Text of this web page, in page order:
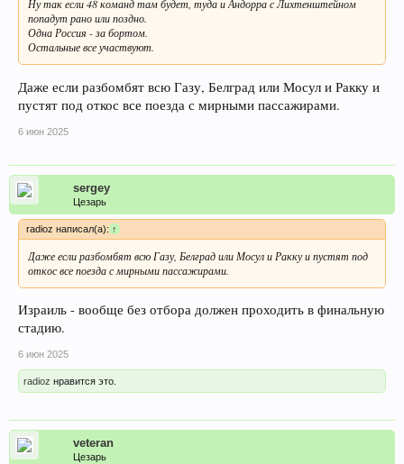
Ну так если 48 команд там будет, туда и Андорра с Лихтенштейном
попадут рано или поздно.
Одна Россия - за бортом.
Остальные все участвуют.
Даже если разбомбят всю Газу, Белград или Мосул и Ракку и
пустят под откос все поезда с мирными пассажирами.
6 июн 2025
sergey
Цезарь
radioz написал(а):↑
Даже если разбомбят всю Газу, Белград или Мосул и Ракку и пустят под
откос все поезда с мирными пассажирами.
Израиль - вообще без отбора должен проходить в финальную
стадию.
6 июн 2025
radioz нравится это.
veteran
Цезарь